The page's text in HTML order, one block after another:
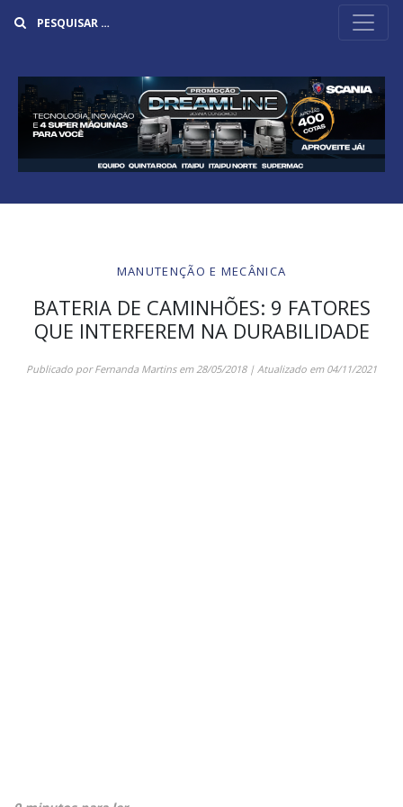
MANUTENÇÃO E MECÂNICA
BATERIA DE CAMINHÕES: 9 FATORES
QUE INTERFEREM NA DURABILIDADE
Publicado porFernanda Martinsem28/05/2018| Atualizado em 04/11/2021